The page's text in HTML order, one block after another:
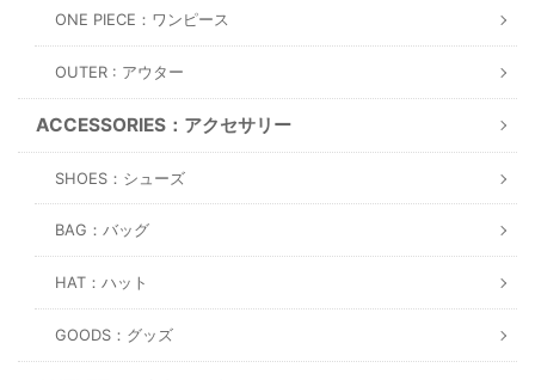
ONE PIECE：ワンピース
OUTER : アウター
ACCESSORIES：アクセサリー
SHOES：シューズ
BAG：バッグ
HAT：ハット
GOODS：グッズ